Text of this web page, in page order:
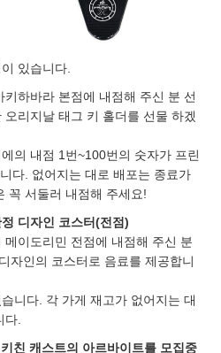
있습니다.
하바라 본점에 내점해 주신 분 선
리지날 태그 키 홀더를 선물 하겠
의 내점 1번~100번의 숫자가 프린
다. 없어지는 대로 배포는 종료가
꼭 서둘러 내점해 주세요!
디자인 코스터(전점)
이도리민 전점에 내점해 주신 분
자인의 코스터로 음료를 제공합니
니다. 각 가게 재고가 없어지는 대
.
친 캐스트의 아르바이트를 모집중